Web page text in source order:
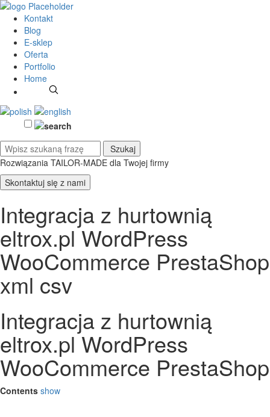
Kontakt
Blog
E-sklep
Oferta
Portfolio
Home
Rozwiązania TAILOR-MADE dla Twojej firmy
Skontaktuj się z nami
Integracja z hurtownią
eltrox.pl WordPress
WooCommerce PrestaShop
xml csv
Integracja z hurtownią
eltrox.pl WordPress
WooCommerce PrestaShop
Contents show